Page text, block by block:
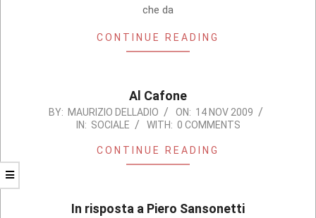
che da
CONTINUE READING
Al Cafone
2009-
BY: MAURIZIO DELLADIO ON: 14 NOV 2009
IN: SOCIALE WITH: 0 COMMENTS
CONTINUE READING
In risposta a Piero Sansonetti